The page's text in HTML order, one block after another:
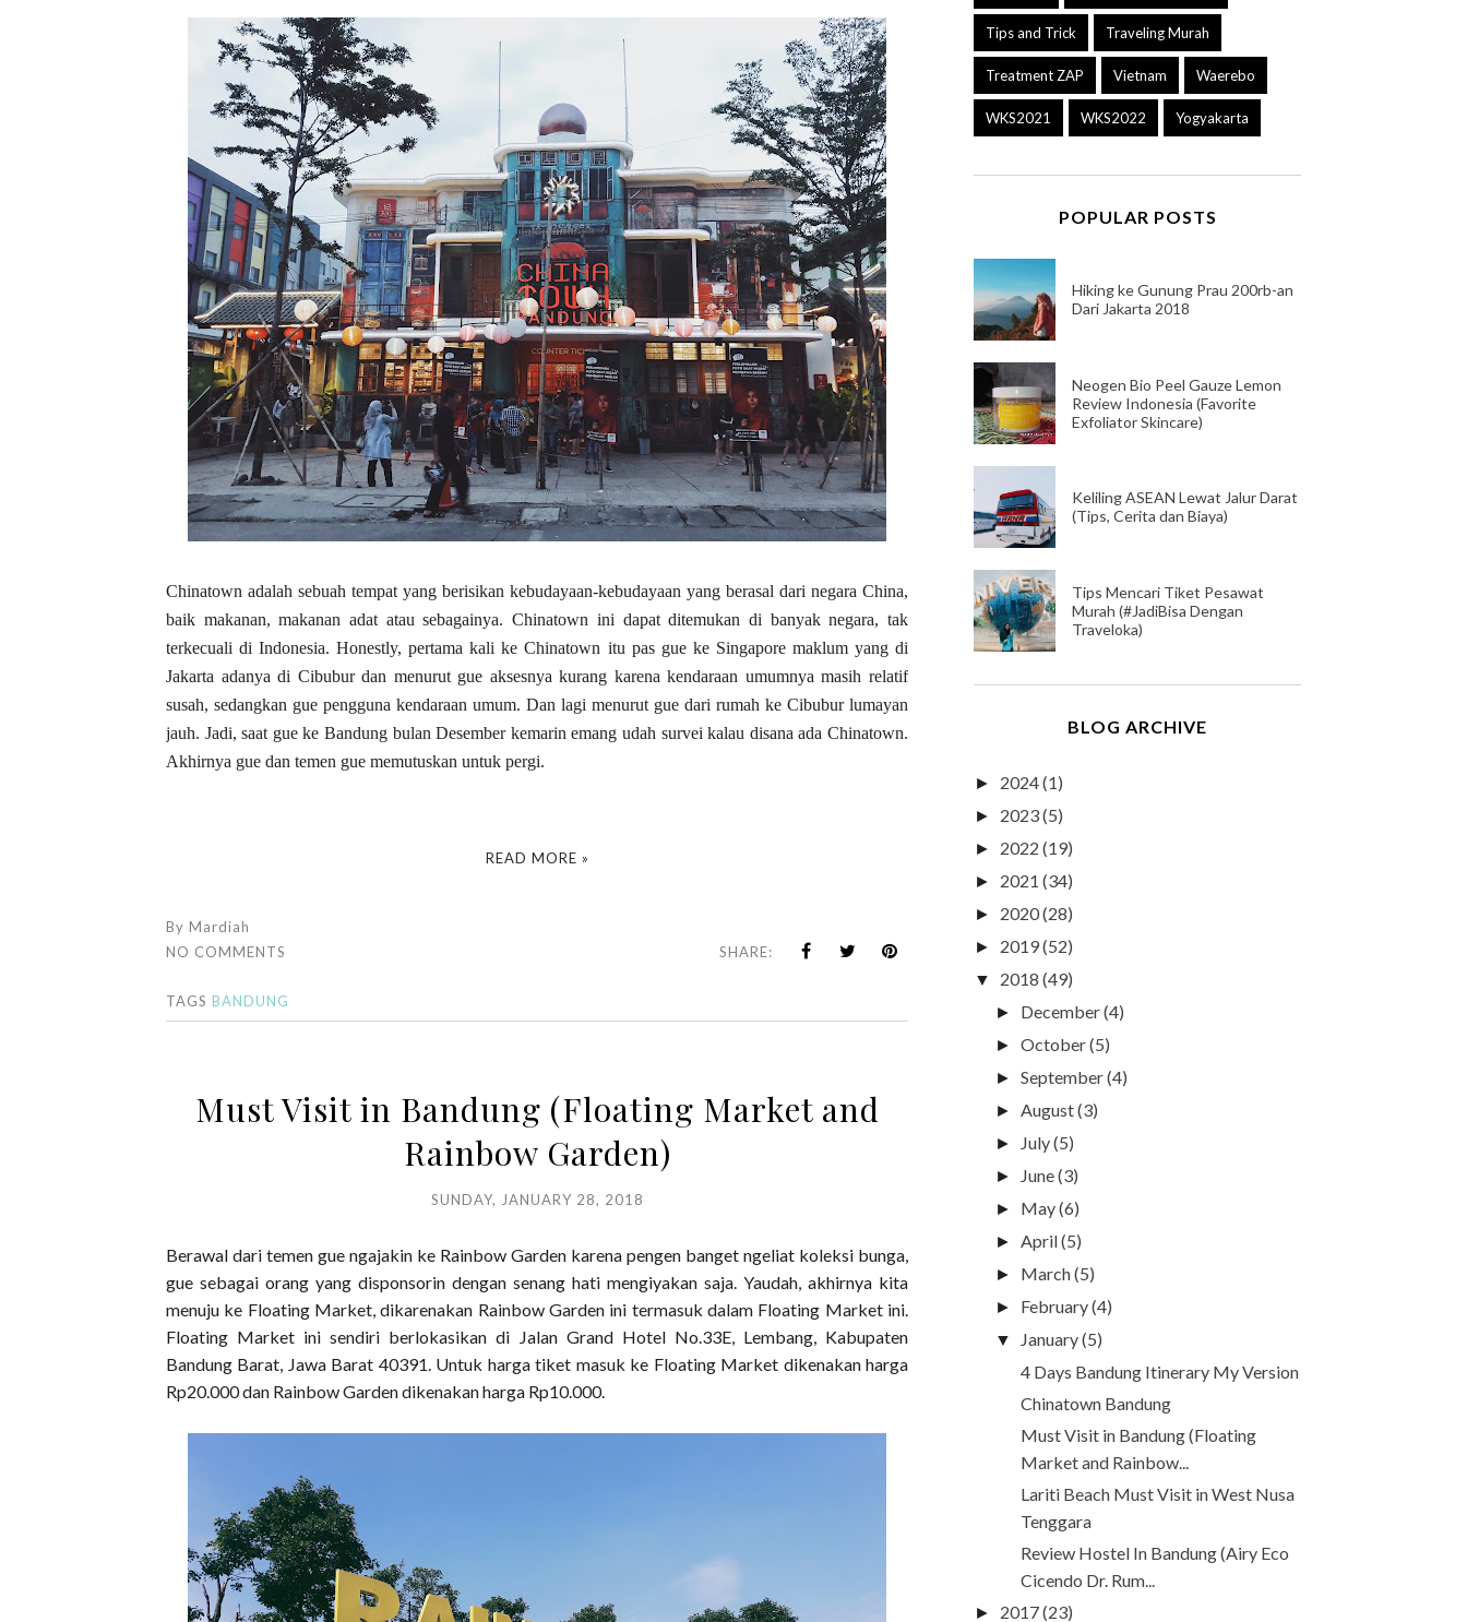
Chinatown adalah sebuah tempat yang berisikan kebudayaan-kebudayaan yang berasal dari negara China,
baik makanan, makanan adat atau sebagainya. Chinatown ini dapat ditemukan di banyak negara, tak
terkecuali di Indonesia. Honestly, pertama kali ke Chinatown itu pas gue ke Singapore maklum yang di
Jakarta adanya di Cibubur dan menurut gue aksesnya kurang karena kendaraan umumnya masih relatif
susah, sedangkan gue pengguna kendaraan umum. Dan lagi menurut gue dari rumah ke Cibubur lumayan
jauh. Jadi, saat gue ke Bandung bulan Desember kemarin emang udah survei kalau disana ada Chinatown.
Akhirnya gue dan temen gue memutuskan untuk pergi.
READ MORE »
By Mardiah
NO COMMENTS
SHARE:
TAGS BANDUNG
Must Visit in Bandung (Floating Market and
Rainbow Garden)
SUNDAY, JANUARY 28, 2018
Berawal dari temen gue ngajakin ke Rainbow Garden karena pengen banget ngeliat koleksi bunga,
gue sebagai orang yang disponsorin dengan senang hati mengiyakan saja. Yaudah, akhirnya kita
menuju ke Floating Market, dikarenakan Rainbow Garden ini termasuk dalam Floating Market ini.
Floating Market ini sendiri berlokasikan di Jalan Grand Hotel No.33E, Lembang, Kabupaten
Bandung Barat, Jawa Barat 40391. Untuk harga tiket masuk ke Floating Market dikenakan harga
Rp20.000 dan Rainbow Garden dikenakan harga Rp10.000.
Tips and Trick Traveling Murah
Treatment ZAP Vietnam Waerebo
WKS2021 WKS2022 Yogyakarta
POPULAR POSTS
Hiking ke Gunung Prau 200rb-an
Dari Jakarta 2018
Neogen Bio Peel Gauze Lemon
Review Indonesia (Favorite
Exfoliator Skincare)
Keliling ASEAN Lewat Jalur Darat
(Tips, Cerita dan Biaya)
Tips Mencari Tiket Pesawat
Murah (#JadiBisa Dengan
Traveloka)
BLOG ARCHIVE
► 2024(1)
► 2023(5)
► 2022 (19)
► 2021 (34)
► 2020(28)
► 2019(52)
▼ 2018 (49)
► December(4)
►October(5)
►September(4)
►August(3)
► July(5)
► June(3)
► May(6)
►April(5)
► March(5)
► February(4)
▼ January(5)
4 Days Bandung Itinerary My Version
Chinatown Bandung
Must Visit in Bandung (Floating
Market and Rainbow...
Lariti Beach Must Visit in West Nusa
Tenggara
Review Hostel In Bandung (Airy Eco
Cicendo Dr. Rum...
► 2017(23)